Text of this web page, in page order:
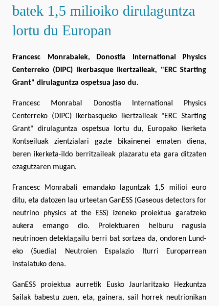
batek 1,5 milioiko dirulaguntza
lortu du Europan
Francesc Monrabalek, Donostia International Physics
Centerreko (DIPC) Ikerbasque ikertzaileak, "ERC Starting
Grant" dirulaguntza ospetsua jaso du.
Francesc Monrabal Donostia International Physics
Centerreko (DIPC) Ikerbasqueko ikertzaileak "ERC Starting
Grant" dirulaguntza ospetsua lortu du, Europako Ikerketa
Kontseiluak zientzialari gazte bikainenei ematen diena,
beren ikerketa-ildo berritzaileak plazaratu eta gara ditzaten
ezagutzaren mugan.
Francesc Monrabali emandako laguntzak 1,5 milioi euro
ditu, eta datozen lau urteetan GanESS (Gaseous detectors for
neutrino physics at the ESS) izeneko proiektua garatzeko
aukera emango dio. Proiektuaren helburu nagusia
neutrinoen detektagailu berri bat sortzea da, ondoren Lund-
eko (Suedia) Neutroien Espalazio Iturri Europarrean
instalatuko dena.
GanESS proiektua aurretik Eusko Jaurlaritzako Hezkuntza
Sailak babestu zuen, eta, gainera, sail horrek neutrionikan